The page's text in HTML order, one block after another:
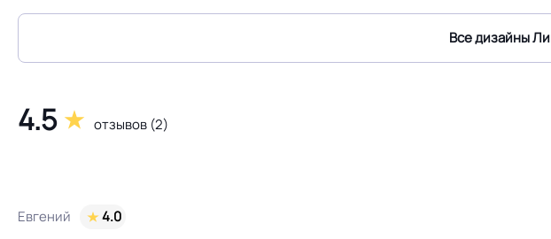
Дизайн рисунка
Все дизайны
4.5 отзывов (2)
Евгений
4.0